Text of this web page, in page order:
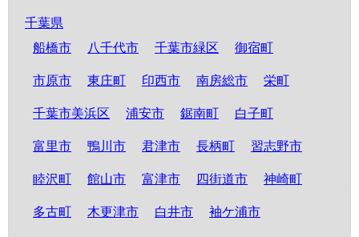
千葉県
船橋市
八千代市 千葉市緑区 御宿町
市原市 東庄町 印西市 南房総市 栄町
千葉市美浜区 浦安市 鋸南町 白子町
富里市 鴨川市 君津市 長柄町 習志野市
睦沢町 館山市 富津市 四街道市 神崎町
多古町 木更津市 白井市 袖ケ浦市